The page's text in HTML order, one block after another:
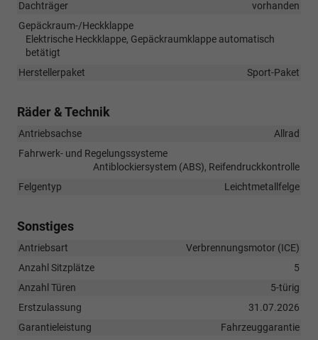
Dachträger
vorhanden
Gepäckraum-/Heckklappe
Elektrische Heckklappe, Gepäckraumklappe automatisch
betätigt
Herstellerpaket
Sport-Paket
Räder & Technik
Antriebsachse
Allrad
Fahrwerk- und Regelungssysteme
Antiblockiersystem (ABS), Reifendruckkontrolle
Felgentyp
Leichtmetallfelge
Sonstiges
Antriebsart
Verbrennungsmotor (ICE)
Anzahl Sitzplätze
5
Anzahl Türen
5-türig
Erstzulassung
31.07.2026
Garantieleistung
Fahrzeuggarantie